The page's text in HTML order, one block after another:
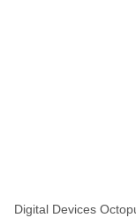
Digital Devices